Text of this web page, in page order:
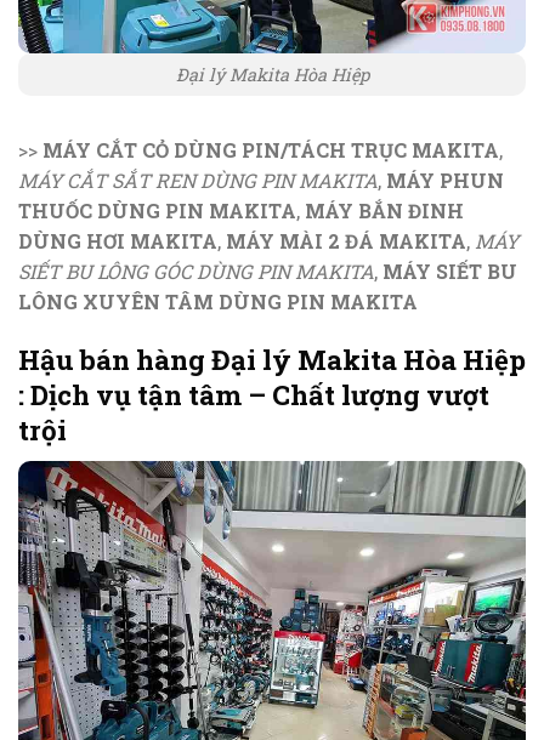
Đại lý Makita Hòa Hiệp
>> MÁY CẮT CỎ DÙNG PIN/TÁCH TRỤC MAKITA,
MÁY CẮT SẮT REN DÙNG PIN MAKITA, MÁY PHUN
THUỐC DÙNG PIN MAKITA, MÁY BẮN ĐINH
DÙNG HƠI MAKITA, MÁY MÀI 2 ĐÁ MAKITA, MÁY
SIẾT BU LÔNG GÓC DÙNG PIN MAKITA, MÁY SIẾT BU
LÔNG XUYÊN TÂM DÙNG PIN MAKITA
Hậu bán hàng Đại lý Makita Hòa Hiệp
: Dịch vụ tận tâm – Chất lượng vượt
trội